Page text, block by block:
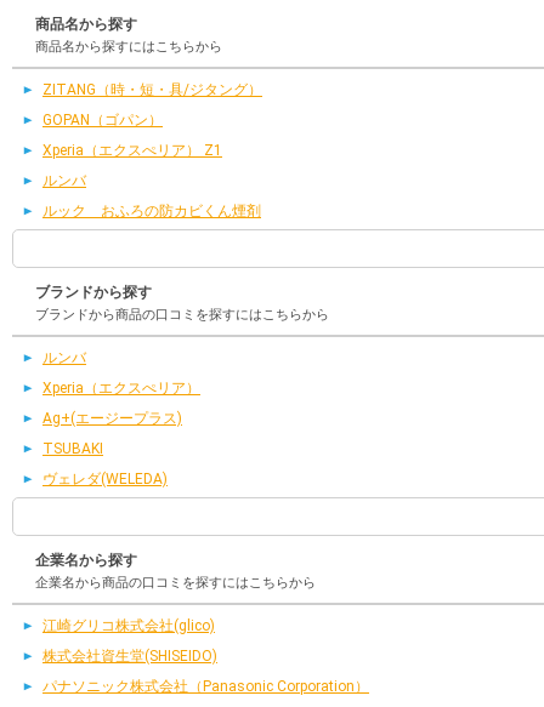
商品名から探す
商品名から探すにはこちらから
ZITANG（時・短・具/ジタング）
GOPAN（ゴパン）
Xperia（エクスぺリア） Z1
ルンバ
ルック おふろの防カビくん煙剤
ブランドから探す
ブランドから商品の口コミを探すにはこちらから
ルンバ
Xperia（エクスぺリア）
Ag+(エージープラス)
TSUBAKI
ヴェレダ(WELEDA)
企業名から探す
企業名から商品の口コミを探すにはこちらから
江崎グリコ株式会社(glico)
株式会社資生堂(SHISEIDO)
パナソニック株式会社（Panasonic Corporation）